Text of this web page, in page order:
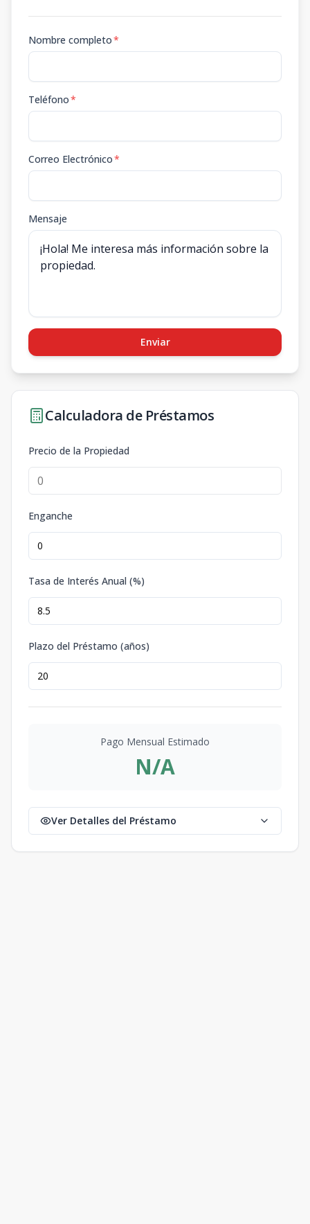
Nombre completo*
Teléfono*
Correo Electrónico*
Mensaje
Enviar
Calculadora de Préstamos
Precio de la Propiedad
Enganche
Tasa de Interés Anual (%)
Plazo del Préstamo (años)
Pago Mensual Estimado
N/A
Ver Detalles del Préstamo